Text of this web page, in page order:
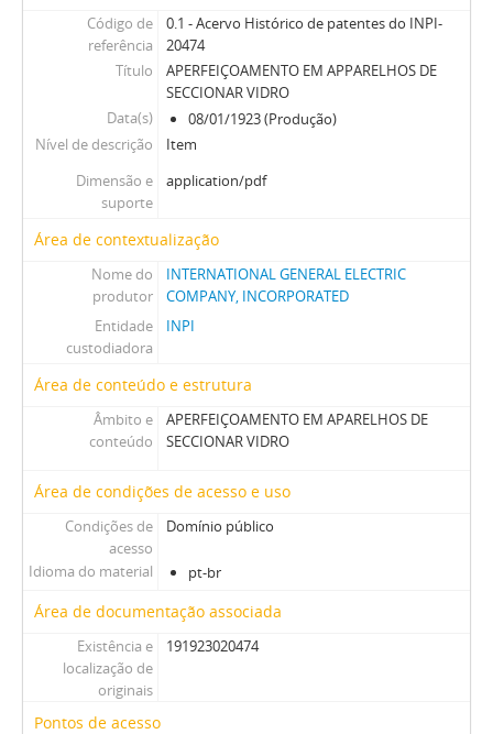
Código de
referência
0.1 - Acervo Histórico de patentes do INPI-
20474
Título
APERFEIÇOAMENTO EM APPARELHOS DE
SECCIONAR VIDRO
Data(s)
08/01/1923 (Produção)
Nível de descrição
Item
Dimensão e
suporte
application/pdf
Área de contextualização
Nome do
produtor
INTERNATIONAL GENERAL ELECTRIC
COMPANY, INCORPORATED
Entidade
custodiadora
INPI
Área de conteúdo e estrutura
Âmbito e
conteúdo
APERFEIÇOAMENTO EM APARELHOS DE
SECCIONAR VIDRO
Área de condições de acesso e uso
Condições de
acesso
Domínio público
Idioma do material pt-br
Área de documentação associada
Existência e
localização de
originais
191923020474
Pontos de acesso